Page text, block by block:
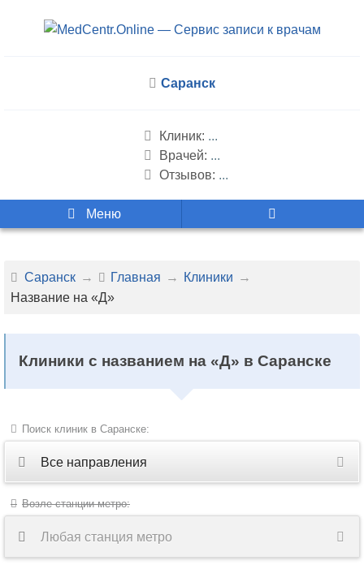
Саранск
Клиник: ...
Врачей: ...
Отзывов: ...
Меню
Саранск Главная
Клиники
Название на «Д»
Клиники с названием на «Д» в Саранске
Поиск клиник в Саранске:
Все направления
Все
Акушерство
Возле станции метро:
Любая станция метро